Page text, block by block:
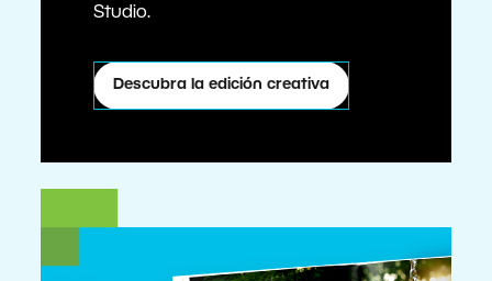
Studio.
Descubra la edición creativa